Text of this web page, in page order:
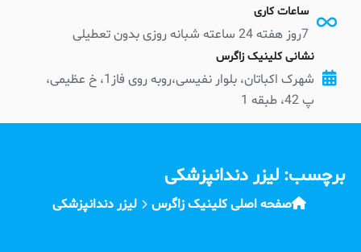
ساعات کاری
7روز هفته 24 ساعته شبانه روزی بدون تعطیلی
نشانی کلینیک زاگرس
شهرک اکباتان، بلوار نفیسی،روبه روی فاز1، خ عظیمی،
پ 42، طبقه 1
برچسب: لیزر دندانپزشکی
صفحه اصلی کلینیک زاگرس لیزر دندانپزشکی